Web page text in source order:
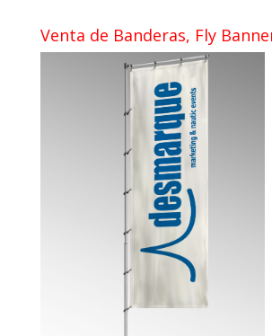
Venta de Banderas, Fly